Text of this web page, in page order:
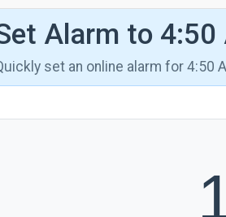
Alarm to 4:50
set an online alarm for 4:50